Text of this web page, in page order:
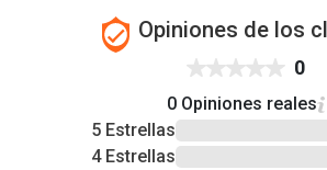
Opiniones de los
0
0 Opiniones reales
5 Estrellas
4 Estrellas